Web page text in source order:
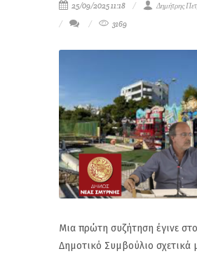
25/09/2025 11:18
Δημήτρης
3169
Μια πρώτη συζήτηση έγινε
Δημοτικό Συμβούλιο σχετικά